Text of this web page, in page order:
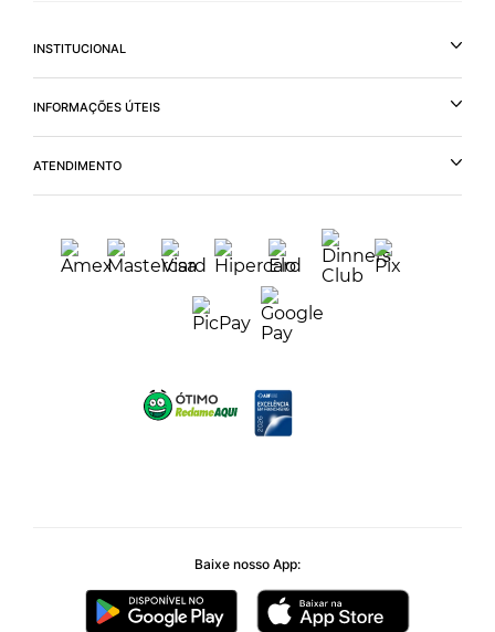
INSTITUCIONAL
INFORMAÇÕES ÚTEIS
ATENDIMENTO
Baixe nosso App: